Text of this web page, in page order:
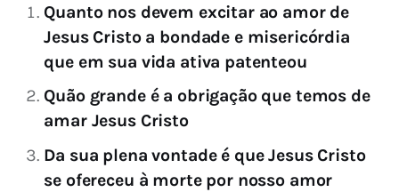
Quanto nos devem excitar ao amor de
Jesus Cristo a bondade e misericórdia
que em sua vida ativa patenteou
Quão grande é a obrigação que temos de
amar Jesus Cristo
Da sua plena vontade é que Jesus Cristo
se ofereceu à morte por nosso amor